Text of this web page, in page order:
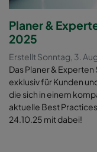
Planer &
2025
Erstellt Sonntag, 3.
Das Planer &
exklusiv für Kunden
die sich in einem
aktuelle Best
24.10.25 mit dabei!